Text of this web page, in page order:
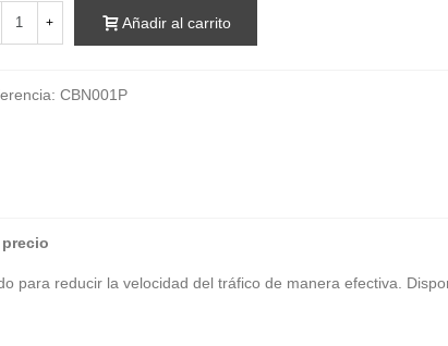
+ Añadir al carrito
CBN001P
para reducir la velocidad del tráfico de manera efectiva.